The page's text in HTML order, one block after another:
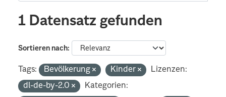
1 Datensatz gefunden
Sortieren nach
Tags: Bevölkerung Kinder
Lizenzen:
dl-de-by-2.0
Kategorien: